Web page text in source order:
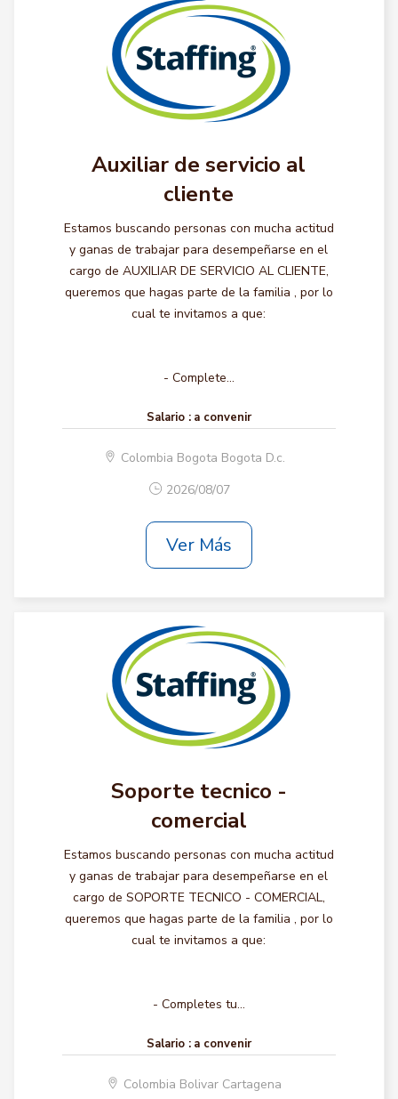
Auxiliar de servicio al
cliente
Estamos buscando personas con mucha actitud
y ganas de trabajar para desempeñarse en el
cargo de AUXILIAR DE SERVICIO AL CLIENTE,
queremos que hagas parte de la familia , por lo
cual te invitamos a que:
- Complete...
Salario : a convenir
Colombia Bogota Bogota D.c.
2026/08/07
Ver Más
Soporte tecnico -
comercial
Estamos buscando personas con mucha actitud
y ganas de trabajar para desempeñarse en el
cargo de SOPORTE TECNICO - COMERCIAL,
queremos que hagas parte de la familia , por lo
cual te invitamos a que:
- Completes tu...
Salario : a convenir
Colombia Bolivar Cartagena